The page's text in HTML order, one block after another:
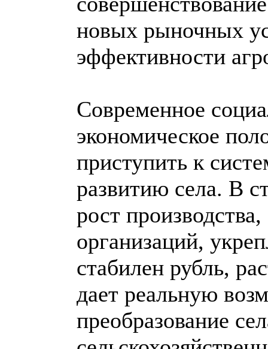
новых рыночных
эффективности
Современное
экономическое
приступить к
развитию села. В
рост
организаций,
стабилен рубль,
дает реальную
преобразование